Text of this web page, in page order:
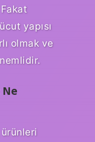
yapısı
olmak ve